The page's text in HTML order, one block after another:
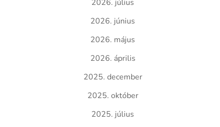
2026. július
2026. június
2026. május
2026. április
2025. december
2025. október
2025. július